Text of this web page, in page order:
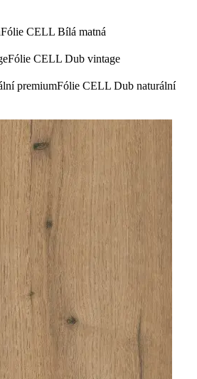
Fólie CELL Bílá matná
Fólie CELL Dub vintage
Fólie CELL Dub naturální